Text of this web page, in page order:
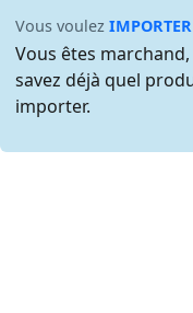
Vous voulezIMPORTER
Vous êtes
savez déjà quel
importer.